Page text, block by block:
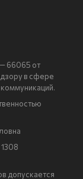
66065 от
в сфере
допускается